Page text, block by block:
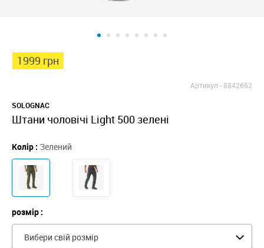
1999 грн
Артикул -8842662
SOLOGNAC
Штани чоловічі Light 500 зелені
Колір : Зелений
розмір :
Вибери свій розмір